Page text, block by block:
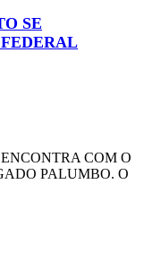
SE
COM O
PALUMBO. O